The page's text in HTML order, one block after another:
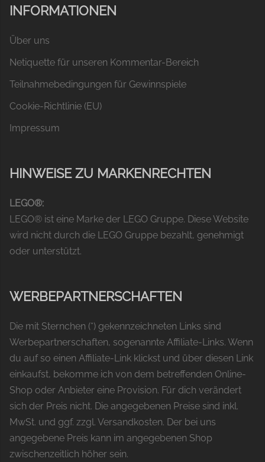
INFORMATIONEN
Über uns
Netiquette für unseren Kommentar-Bereich
Teilnahmebedingungen für Gewinnspiele
Cookie-Richtlinie (EU)
Impressum
HINWEISE ZU MARKENRECHTEN
LEGO®:
LEGO® ist eine Marke der LEGO Gruppe. Diese Website
wird nicht durch die LEGO Gruppe bezahlt, genehmigt
oder unterstützt.
WERBEPARTNERSCHAFTEN
Die mit Sternchen (*) gekennzeichneten Links sind
Werbepartnerschaften, sogenannte Affiliate-Links. Wenn
du auf so einen Affiliate-Link klickst und über diesen Link
einkaufst, bekomme ich von dem betreffenden Online-
Shop oder Anbieter eine Provision. Für dich verändert
sich der Preis nicht. Die angegebenen Preise sind inkl.
MwSt. und ggf. zzgl. Versandkosten. Der bei uns
angegebene Preis kann im angegebenen Shop
zwischenzeitlich höher sein.